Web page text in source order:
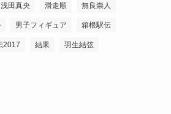
浅田真央 滑走順 無良崇人
男子フィギュア 箱根駅伝
2017 結果 羽生結弦